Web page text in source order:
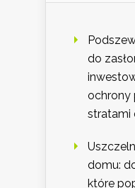
do
ochrony
stratami
domu:
które